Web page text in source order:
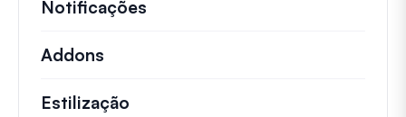
Notificações
Addons
Estilização